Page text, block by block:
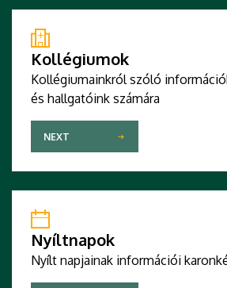
Kollégiumok
Kollégiumainkról szóló
és hallgatóink számára
NEXT
Nyíltnapok
Nyílt napjainak információi